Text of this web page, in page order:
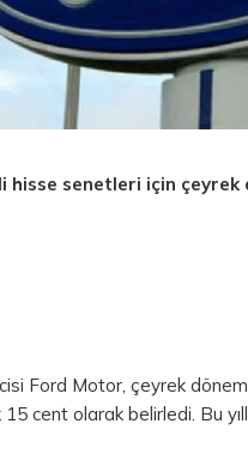
hisse senetleri için
Ford Motor, çeyrek
cent olarak belirledi. Bu